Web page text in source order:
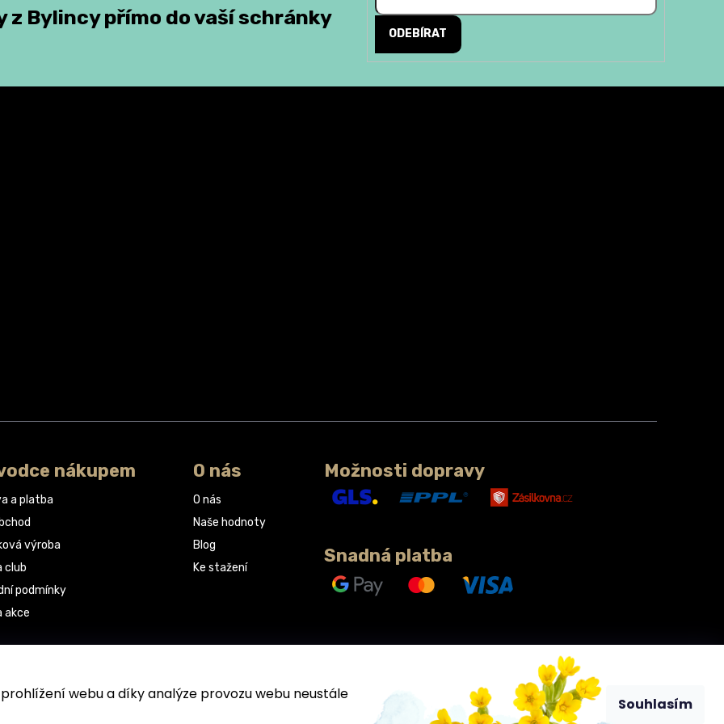
webu a díky analýze provozu webu neustále
Souhlasím
z Bylincy přímo do vaší schránky
ODEBÍRAT
nákupem
a platba
výroba
club
podmínky
akce
O nás
O nás
Naše hodnoty
Blog
Ke stažení
Možnosti dopravy
Snadná platba